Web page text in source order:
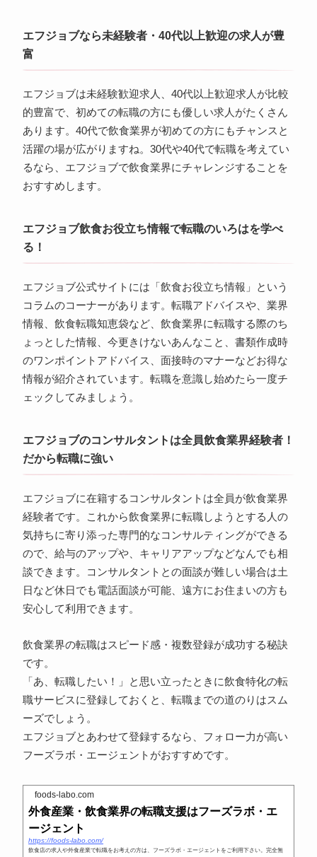
エフジョブなら未経験者・40代以上歓迎の求人が豊
富
エフジョブは未経験歓迎求人、40代以上歓迎求人が比較
的豊富で、初めての転職の方にも優しい求人がたくさん
あります。40代で飲食業界が初めての方にもチャンスと
活躍の場が広がりますね。30代や40代で転職を考えてい
るなら、エフジョブで飲食業界にチャレンジすることを
おすすめします。
エフジョブ飲食お役立ち情報で転職のいろはを学べ
る！
エフジョブ公式サイトには「飲食お役立ち情報」という
コラムのコーナーがあります。転職アドバイスや、業界
情報、飲食転職知恵袋など、飲食業界に転職する際のち
ょっとした情報、今更きけないあんなこと、書類作成時
のワンポイントアドバイス、面接時のマナーなどお得な
情報が紹介されています。転職を意識し始めたら一度チ
ェックしてみましょう。
エフジョブのコンサルタントは全員飲食業界経験者！
だから転職に強い
エフジョブに在籍するコンサルタントは全員が飲食業界
経験者です。これから飲食業界に転職しようとする人の
気持ちに寄り添った専門的なコンサルティングができる
ので、給与のアップや、キャリアアップなどなんでも相
談できます。コンサルタントとの面談が難しい場合は土
日など休日でも電話面談が可能、遠方にお住まいの方も
安心して利用できます。
飲食業界の転職はスピード感・複数登録が成功する秘訣
です。
「あ、転職したい！」と思い立ったときに飲食特化の転
職サービスに登録しておくと、転職までの道のりはスム
ーズでしょう。
エフジョブとあわせて登録するなら、フォロー力が高い
フーズラボ・エージェントがおすすめです。
foods-labo.com
外食産業・飲食業界の転職支援はフーズラボ・エ
ージェント
https://foods-labo.com/
飲食店の求人や外食産業で転職をお考えの方は、フーズラボ・エージェントをご利用下さい。完全無